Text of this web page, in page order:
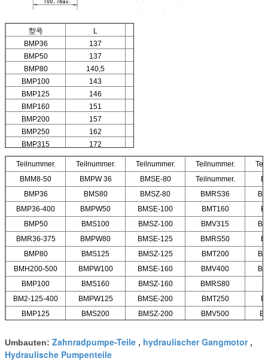
型号 L
BMP36
137
BMP50
137
BMP80
140,5
BMP100
143
BMP125
146
BMP160
151
BMP200
157
BMP250
162
BMP315
172
BMP400
182
52
Teilnummer.
Teilnummer. Teilnummer. Teilnummer.
BMM8-50
BMPW 36 BMSE-80 Teilnummer.
BMP36
BMS80 BMSZ-80 BMRS36
BMP36-400
BMPW50 BMSE-100 BMT160
BMP50
BMS100 BMSZ-100 BMV315
BMR36-375
BMPW80 BMSE-125 BMRS50
BMP80
BMS125 BMSZ-125 BMT200
BMH200-500
BMPW100 BMSE-160 BMV400
BMP100
BMS160 BMSZ-160 BMRS80
BM2-125-400
BMPW125 BMSE-200 BMT250
BMP125
BMS200 BMSZ-200 BMV500
Umbauten: Zahnradpumpe-Teile , hydraulischer Gangmotor,
Hydraulische Pumpenteile